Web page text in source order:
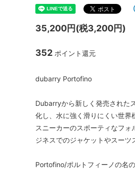
35,200円(税3,200円)
352 ポイント還元
dubarry Portofino
Dubarryから新しく発売された
化し、水に強く滑りにくい世界
スニーカーのスポーティなフ
ジネスでのジャケットやスーツ
Portofino/ポルトフィーノの名